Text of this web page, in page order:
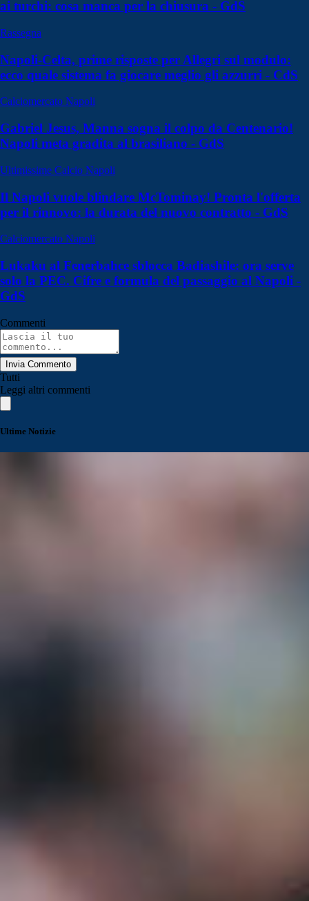
ai turchi: cosa manca per la chiusura - GdS
Rassegna
Napoli-Celta, prime risposte per Allegri sul modulo:
ecco quale sistema fa giocare meglio gli azzurri - CdS
Calciomercato Napoli
Gabriel Jesus, Manna sogna il colpo da Centenario!
Napoli meta gradita al brasiliano - GdS
Ultimissime Calcio Napoli
Il Napoli vuole blindare McTominay! Pronta l'offerta
per il rinnovo: la durata del nuovo contratto - GdS
Calciomercato Napoli
Lukaku al Fenerbahce sblocca Badiashile: ora serve
solo la PEC. Cifre e formula del passaggio al Napoli -
GdS
Commenti
Invia Commento
Tutti
Leggi altri commenti
Ultime Notizie